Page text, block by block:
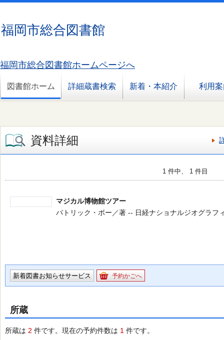
福岡市総合図書館
福岡市総合図書館ホームページへ
図書館ホーム 詳細蔵書検索 新着・本紹介 利用
資料詳細
1 件中、 1 件目
マジカル博物館ツアー
パトリック・ボー／著 -- 日経ナショナルジオグラフ
新着図書お知らせサービス 予約かごへ
所蔵
所蔵は 2 件です。現在の予約件数は 1 件です。